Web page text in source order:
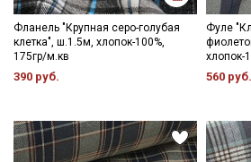
Фланель "Крупная серо-голубая
клетка", ш.1.5м, хлопок-100%,
175гр/м.кв
390 руб.
Фуле
хлопок-
560 руб.
Электронная почта
Подписаться